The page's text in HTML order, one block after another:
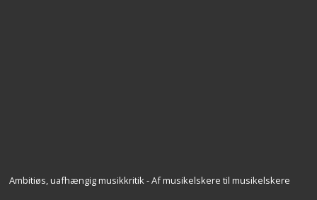
Ambitiøs, uafhængig musikkritik - Af musikelskere til musikelskere